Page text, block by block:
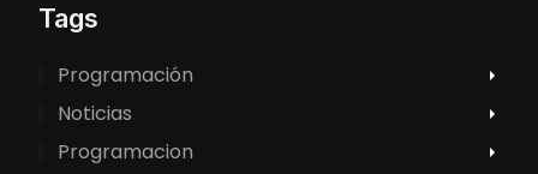
Tags
Programación
Noticias
Programacion